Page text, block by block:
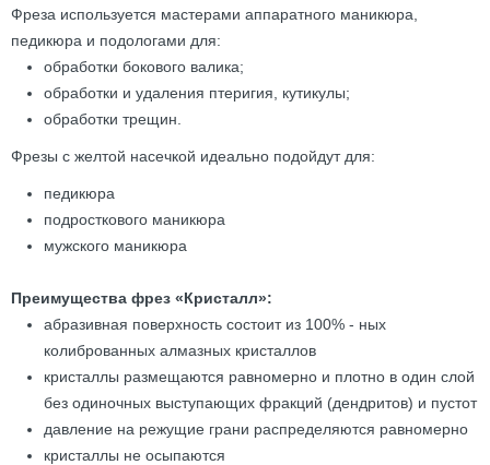
Фреза используется мастерами аппаратного маникюра,
педикюра и подологами для:
обработки бокового валика;
обработки и удаления птеригия, кутикулы;
обработки трещин.
Фрезы с желтой насечкой идеально подойдут для:
педикюра
подросткового маникюра
мужского маникюра
Преимущества фрез «Кристалл»:
абразивная поверхность состоит из 100% - ных
колиброванных алмазных кристаллов
кристаллы размещаются равномерно и плотно в один слой
без одиночных выступающих фракций (дендритов) и пустот
давление на режущие грани распределяются равномерно
кристаллы не осыпаются